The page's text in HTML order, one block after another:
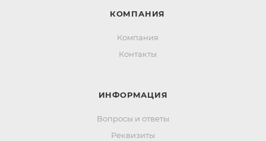
КОМПАНИЯ
Компания
Контакты
ИНФОРМАЦИЯ
Вопросы и ответы
Реквизиты